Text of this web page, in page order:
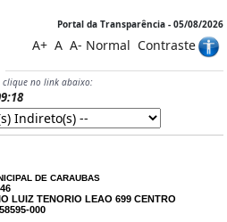
Portal da Transparência - 05/08/2026
A+ A A- Normal Contraste
clique no link abaixo:
DE CARAUBAS
LUIZ TENORIO LEAO 699 CENTRO
000